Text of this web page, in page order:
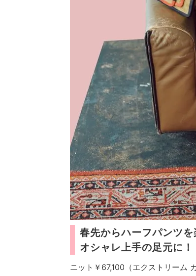
春先からハーフパンツ
オシャレ上手の足元に！
ニット￥67,100（エクストリーム